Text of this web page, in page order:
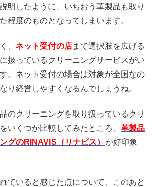
明したように、いちおう革製品も取り
程度のものとなってしまいます。
、 ネット受付の店まで選択肢を広げる
扱っているクリーニングサービスがい
。ネット受付の場合は対象が全国なの
り経営しやすくなるんでしょうね。
のクリーニングを取り扱っているクリ
いくつか比較してみたところ、 革製品
グのRINAVIS（リナビス） が好印象
ていると感じた点について、このあと